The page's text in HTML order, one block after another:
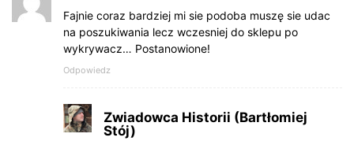
Fajnie coraz bardziej mi sie podoba muszę sie udac
na poszukiwania lecz wczesniej do sklepu po
wykrywacz… Postanowione!
Odpowiedz
Zwiadowca Historii (Bartłomiej
Stój)